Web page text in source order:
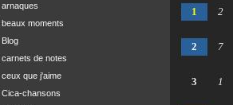
arnaques
beaux moments
Blog
carnets de notes
ceux que j'aime
Cica-chansons
1 2
2
7
3
1